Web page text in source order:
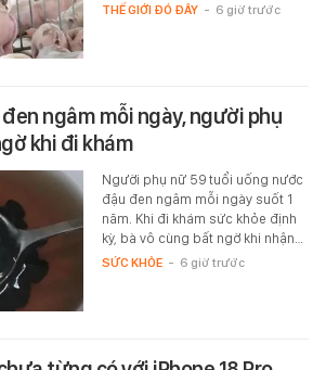
THẾ GIỚI ĐÓ ĐÂY - 6 giờ trước
ngâm mỗi ngày, người phụ
khi đi khám
Người phụ nữ 59 tuổi uống nước
đậu đen ngâm mỗi ngày suốt 1
năm. Khi đi khám sức khỏe định
kỳ, bà vô cùng bất ngờ khi nhận…
SỨC KHỎE - 6 giờ trước